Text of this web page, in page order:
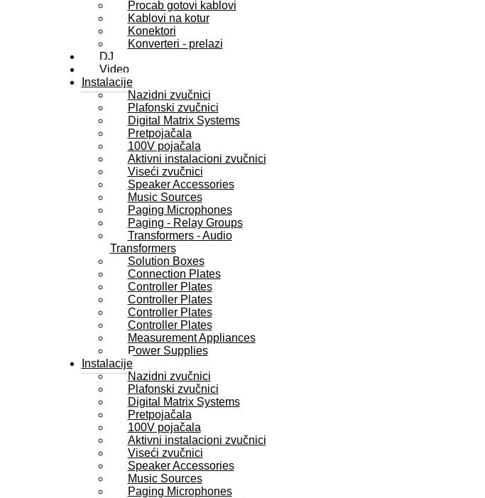
Procab gotovi kablovi
Kablovi na kotur
Konektori
Konverteri - prelazi
DJ
Video
Instalacije
Nazidni zvučnici
Plafonski zvučnici
Digital Matrix Systems
Pretpojačala
100V pojačala
Aktivni instalacioni zvučnici
Viseći zvučnici
Speaker Accessories
Music Sources
Paging Microphones
Paging - Relay Groups
Transformers - Audio
Transformers
Solution Boxes
Connection Plates
Controller Plates
Controller Plates
Controller Plates
Controller Plates
Measurement Appliances
Power Supplies
Instalacije
Nazidni zvučnici
Plafonski zvučnici
Digital Matrix Systems
Pretpojačala
100V pojačala
Aktivni instalacioni zvučnici
Viseći zvučnici
Speaker Accessories
Music Sources
Paging Microphones